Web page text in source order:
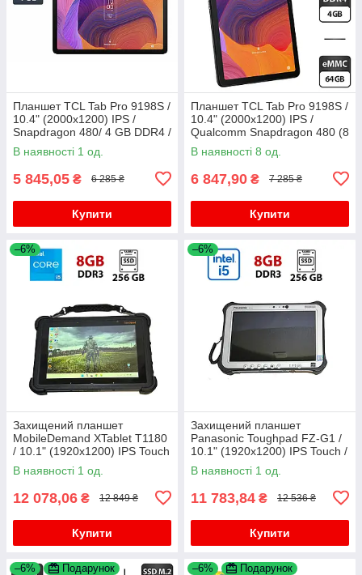
Планшет TCL Tab Pro 9198S /
10.4" (2000x1200) IPS /
Snapdragon 480/ 4 GB DDR4 /
64 GB SSD / Adreno 619 /
WebCam
В наявності 1 од.
5 845,05 ₴ 6 285 ₴
Купити
Планшет TCL Tab Pro 9198S /
10.4" (2000x1200) IPS /
Qualcomm Snapdragon 480 (8
ядер по 1.8 - 2.0) / 4 GB
DDR4 / 64 GB eMMC/
В наявності 8 од.
6 847,90 ₴ 7 285 ₴
Купити
–6%
Захищений планшет
MobileDemand XTablet T1180
/ 10.1" (1920x1200) IPS Touch
/ Intel Core i5-8200Y (2 (4)
ядра по 1.3 - 3.9 GHz) / 8
В наявності 1 од.
12 078,06 ₴ 12 849 ₴
Купити
–6%
Захищений планшет
Panasonic Toughpad FZ-G1 /
10.1" (1920x1200) IPS Touch /
Intel Core i5-7300U (2 (4)
ядра по 2.6 - 3.5 GHz) / 8
В наявності 1 од.
11 783,84 ₴ 12 536 ₴
Купити
–6% Подарунок –6% Подарунок